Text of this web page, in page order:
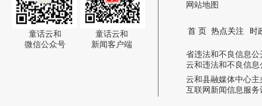
童话云和
微信公众号
童话云和
新闻客户端
网站地图
首 页 热点关注 时
省违法和不良信息公
云和违法和不良信息
云和县融媒体中心
互联网新闻信息服务